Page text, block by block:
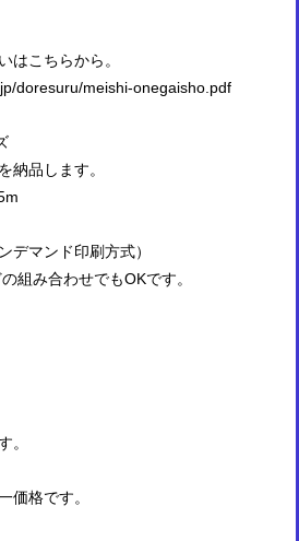
はこちらから。
doresuru/meishi-onegaisho.pdf
納品します。
デマンド印刷方式）
組み合わせでもOKです。
。
価格です。